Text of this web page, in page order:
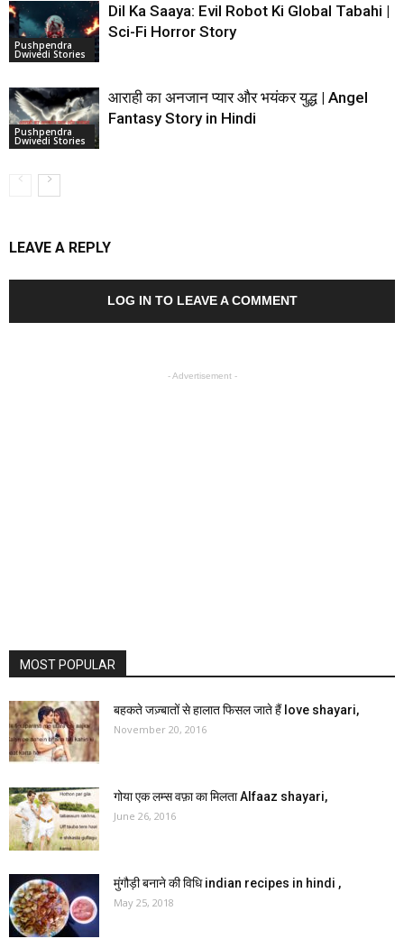
Pushpendra
Dwivedi Stories
Dil Ka Saaya: Evil Robot Ki Global Tabahi |
Sci-Fi Horror Story
Pushpendra
Dwivedi Stories
आराही का अनजान प्यार और भयंकर युद्ध | Angel
Fantasy Story in Hindi
LEAVE A REPLY
LOG IN TO LEAVE A COMMENT
- Advertisement -
MOST POPULAR
बहकते जज़्बातों से हालात फिसल जाते हैं love shayari,
November 20, 2016
गोया एक लम्स वफ़ा का मिलता Alfaaz shayari,
June 26, 2016
मुंगौड़ी बनाने की विधि indian recipes in hindi ,
May 25, 2018